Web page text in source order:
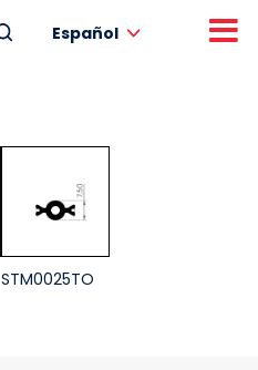
Español
STM0025TO